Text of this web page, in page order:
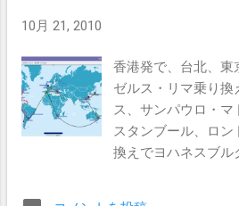
10月 21, 2010
香港発で、台北、東
ゼルス・リマ乗り換
ス、サンパウロ・マ
スタンブール、ロン
換えでヨハネスブ